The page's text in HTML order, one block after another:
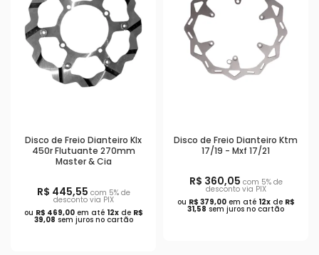
Disco de Freio Dianteiro Klx
450r Flutuante 270mm
Master & Cia
R$ 445,55 com 5% de
desconto via PIX
ou R$ 469,00em até 12xde R$
39,08 sem juros no cartão
Disco de Freio Dianteiro Ktm
17/19 - Mxf 17/21
R$ 360,05 com 5% de
desconto via PIX
ou R$ 379,00em até 12xde R$
31,58 sem juros no cartão